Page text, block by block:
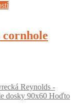
This
multiple
variants.
chosen
on
Reynolds -